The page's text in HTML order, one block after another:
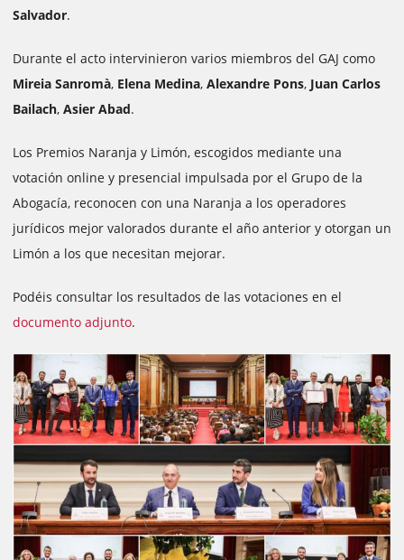
Salvador.
Durante el acto intervinieron varios miembros del GAJ como
Mireia Sanromà, Elena Medina, Alexandre Pons, Juan Carlos
Bailach, Asier Abad.
Los Premios Naranja y Limón, escogidos mediante una
votación online y presencial impulsada por el Grupo de la
Abogacía, reconocen con una Naranja a los operadores
jurídicos mejor valorados durante el año anterior y otorgan un
Limón a los que necesitan mejorar.
Podéis consultar los resultados de las votaciones en el
documento adjunto.